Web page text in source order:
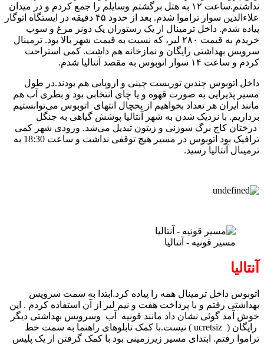
نداشتم.ساعت ۱۲ به هتل برگشتم وسایلم را جمع کردم و در میدان
علاءالدین سوار تراموا شدم. بعد از حدود ۴۵ دقیقه در ایستگاه اتوگار
پیاده شدم. داخل ترمینال از یک رستوران یک دونر مرغ و سوپ
خریدم به قیمت ۲۸۰ لیر، که نسبت به قیمت شهر بالا بود. ترمینال
سرویس بهداشتی رایگان و نمازخانه هم داشت. کمی استراحت
کردم و ساعت ۱۴ سوار اتوبوس به مقصد آنتالیا شدم.
داخل اتوبوس چندین توریست چینی و اروپایی هم بودند.در طول
مسیر پذیرایی به صورت قهوه و یا چای انتخابی بود و بطری آب هم
مانند ایران هر تعداد بخواهیم از یخچال انتهای اتوبوس می‌توانستیم
برداریم. با نزدیک شدن به شهر آنتالیا پوشش گیاهی به جنگل
درختان کاج برگ سوزنی و زیتون تبدیل می‌شد. ورودی شهر کمی
ترافیک بود اتوبوس در مسیر هیچ توقفی نداشت و ساعت 18:30 به
ترمینال آنتالیا رسید.
مسیر قونیه - آنتالیا
آنتالیا
اتوبوس داخل ترمینال همه را پیاده کرد.ابتدا به سمت سرویس
بهداشتی رفتم و با پرداخت هفت و نیم لیر از آن استفاده کردم . این
خوش آمد گوئی نشان داد مانند قونیه آب وسرویس بهداشتی دیگر
رایگان ( ucretsiz ) نیست.با کمک تابلوهای راهنما به سمت خط
تراموا رفتم. ابتدای مسیر زیرزمینی بود با کمک گرفتن از یک پلیس